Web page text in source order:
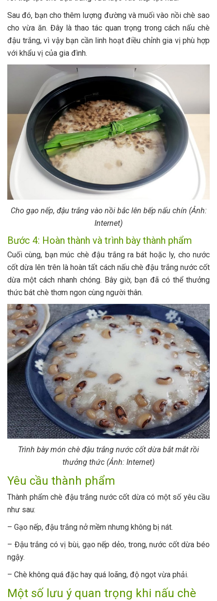
Sau đó, bạn cho thêm lượng đường và muối vào nồi chè sao
cho vừa ăn. Đây là thao tác quan trọng trong cách nấu chè
đậu trắng, vì vậy bạn cần linh hoạt điều chỉnh gia vị phù hợp
với khẩu vị của gia đình.
Cho gạo nếp, đậu trắng vào nồi bắc lên bếp nấu chín (Ảnh:
Internet)
Bước 4: Hoàn thành và trình bày thành phẩm
Cuối cùng, bạn múc chè đậu trắng ra bát hoặc ly, cho nước
cốt dừa lên trên là hoàn tất cách nấu chè đậu trắng nước cốt
dừa một cách nhanh chóng. Bây giờ, bạn đã có thể thưởng
thức bát chè thơm ngon cùng người thân.
Trình bày món chè đậu trắng nước cốt dừa bắt mắt rồi
thưởng thức (Ảnh: Internet)
Yêu cầu thành phẩm
Thành phẩm chè đậu trắng nước cốt dừa có một số yêu cầu
như sau:
– Gạo nếp, đậu trắng nở mềm nhưng không bị nát.
– Đậu trắng có vị bùi, gạo nếp dẻo, trong, nước cốt dừa béo
ngậy.
– Chè không quá đặc hay quá loãng, độ ngọt vừa phải.
Một số lưu ý quan trọng khi nấu chè